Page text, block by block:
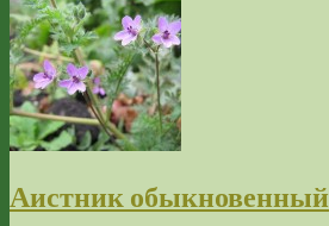
Аистник обыкновенный